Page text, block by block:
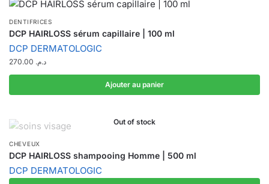
DENTIFRICES
DCP HAIRLOSS sérum capillaire | 100 ml
DCP DERMATOLOGIC
د.م.
Ajouter au panier
Out of stock
CHEVEUX
DCP HAIRLOSS shampooing Homme | 500 ml
DCP DERMATOLOGIC